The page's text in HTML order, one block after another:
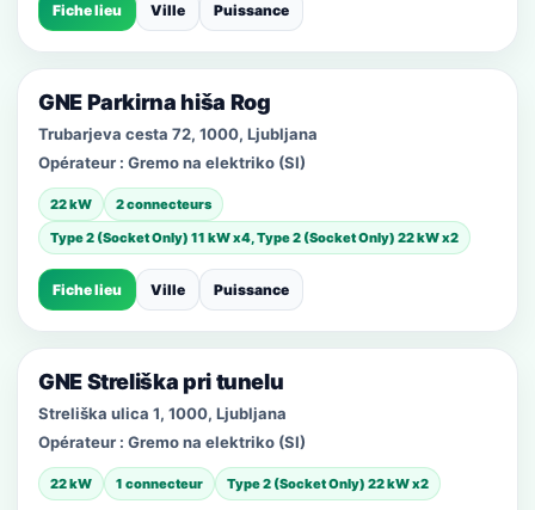
Fiche lieu Ville Puissance
GNE Parkirna hiša Rog
Trubarjeva cesta 72, 1000, Ljubljana
Opérateur : Gremo na elektriko (SI)
22 kW
2 connecteurs
Type 2 (Socket Only) 11 kW x4, Type 2 (Socket Only) 22 kW x2
Fiche lieu Ville Puissance
GNE Streliška pri tunelu
Streliška ulica 1, 1000, Ljubljana
Opérateur : Gremo na elektriko (SI)
22 kW 1 connecteur Type 2 (Socket Only) 22 kW x2